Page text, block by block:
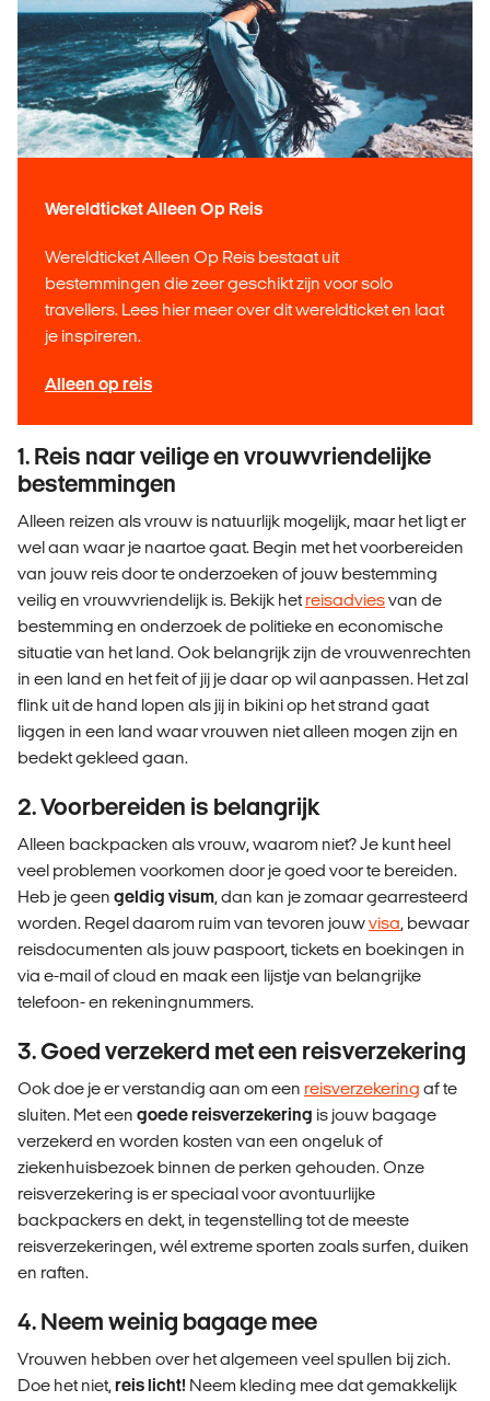
Wereldticket Alleen Op Reis
Wereldticket Alleen Op Reis bestaat uit
bestemmingen die zeer geschikt zijn voor solo
travellers. Lees hier meer over dit wereldticket en laat
je inspireren.
Alleen op reis
1. Reis naar veilige en vrouwvriendelijke
bestemmingen
Alleen reizen als vrouw is natuurlijk mogelijk, maar het ligt er
wel aan waar je naartoe gaat. Begin met het voorbereiden
van jouw reis door te onderzoeken of jouw bestemming
veilig en vrouwvriendelijk is. Bekijk hetreisadviesvan de
bestemming en onderzoek de politieke en economische
situatie van het land. Ook belangrijk zijn de vrouwenrechten
in een land en het feit of jij je daar op wil aanpassen. Het zal
flink uit de hand lopen als jij in bikini op het strand gaat
liggen in een land waar vrouwen niet alleen mogen zijn en
bedekt gekleed gaan.
2. Voorbereiden is belangrijk
Alleen backpacken als vrouw, waarom niet? Je kunt heel
veel problemen voorkomen door je goed voor te bereiden.
Heb je geen geldig visum, dan kan je zomaar gearresteerd
worden. Regel daarom ruim van tevoren jouwvisa, bewaar
reisdocumenten als jouw paspoort, tickets en boekingen in
via e-mail of cloud en maak een lijstje van belangrijke
telefoon- en rekeningnummers.
3. Goed verzekerd met een reisverzekering
Ook doe je er verstandig aan om een reisverzekering af te
sluiten. Met een goede reisverzekering is jouw bagage
verzekerd en worden kosten van een ongeluk of
ziekenhuisbezoek binnen de perken gehouden. Onze
reisverzekering is er speciaal voor avontuurlijke
backpackers en dekt, in tegenstelling tot de meeste
reisverzekeringen, wél extreme sporten zoals surfen, duiken
en raften.
4. Neem weinig bagage mee
Vrouwen hebben over het algemeen veel spullen bij zich.
Doe het niet,reis licht! Neem kleding mee dat gemakkelijk